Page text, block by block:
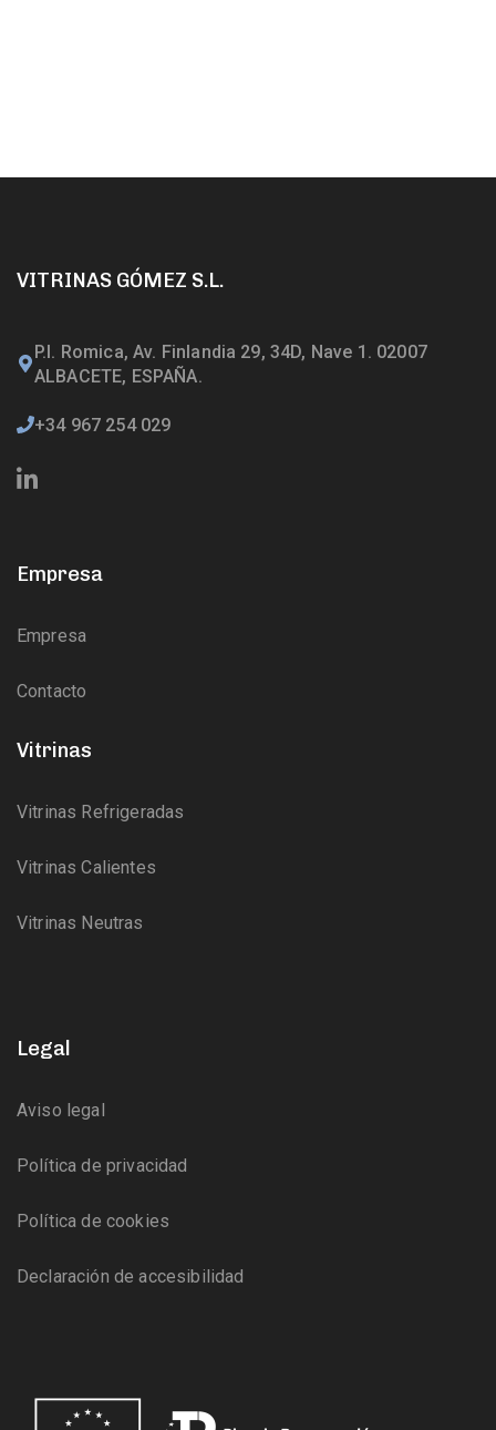
VITRINAS GÓMEZ S.L.
P.I. Romica, Av. Finlandia 29, 34D, Nave 1. 02007
ALBACETE, ESPAÑA.
+34 967 254 029
Empresa
Empresa
Contacto
Vitrinas
Vitrinas Refrigeradas
Vitrinas Calientes
Vitrinas Neutras
Legal
Aviso legal
Política de privacidad
Política de cookies
Declaración de accesibilidad